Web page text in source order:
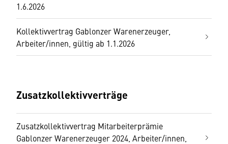
1.6.2026
Kollektivvertrag Gablonzer Warenerzeuger,
Arbeiter/innen, gültig ab 1.1.2026
Zusatzkollektivverträge
Zusatzkollektivvertrag Mitarbeiterprämie
Gablonzer Warenerzeuger 2024, Arbeiter/innen,